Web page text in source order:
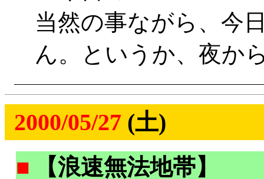
当然の事ながら、今
ん。というか、夜か
2000/05/27 (土)
■ 【浪速無法地帯】